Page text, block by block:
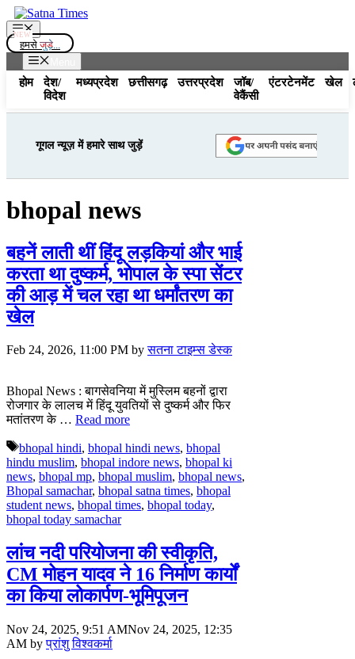
Skip
to
content
Menu
हमसे जुड़े...
होम
देश/
विदेश
मध्यप्रदेश छत्तीसगढ़ उत्तरप्रदेश
जॉब/
वेकैंसी
एंटरटेनमेंट खेल
गूगल न्यूज़ में हमारे साथ जुड़ें
bhopal news
बहनें लाती थीं हिंदू लड़कियां और भाई
करता था दुष्कर्म, भोपाल के स्पा सेंटर
की आड़ में चल रहा था धर्मांतरण का
खेल
Feb 24, 2026, 11:00 PM byसतना टाइम्स डेस्क
Bhopal News : बागसेवनिया में मुस्लिम बहनों द्वारा
रोजगार के लालच में हिंदू युवतियों से दुष्कर्म और फिर
मतांतरण के … Read more
Tags
bhopal hindi, bhopal hindi news, bhopal
hindu muslim, bhopal indore news, bhopal ki
news, bhopal mp, bhopal muslim, bhopal news,
Bhopal samachar, bhopal satna times, bhopal
student news, bhopal times, bhopal today,
bhopal today samachar
लांच नदी परियोजना की स्वीकृति,
CM मोहन यादव ने 16 निर्माण कार्यों
का किया लोकार्पण-भूमिपूजन
Nov 24, 2025, 9:51 AMNov 24, 2025, 12:35
AM byप्रांशु विश्वकर्मा